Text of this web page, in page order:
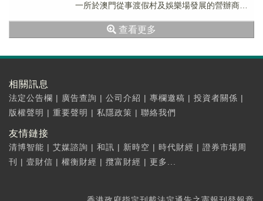
一所於澳門從事渡假村及娛樂場發展的營辦商發
查看更多
相關訊息
法定公告欄 | 廣告查詢 | 公司介紹 | 專欄邀稿 | 投資者關係 |
版權聲明 | 重要聲明 | 私隱政策 | 聯絡我們
友情鏈接
清博智能 | 艾媒諮詢 | 和訊 | 新時空 | 時代財經 | 證券市場周
刊
| 壹財信 | 權衡財經 | 攬富財經 | 更多...